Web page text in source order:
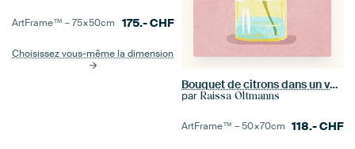
ArtFrame™ –75×50cm 175.-CHF
Choisissez vous-même la dimension
Bouquet de citrons dans un vase
par Raissa Oltmanns
ArtFrame™ –50×70cm 118.-CHF